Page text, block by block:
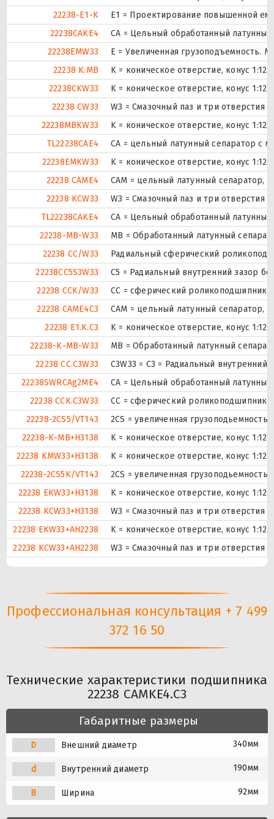
22238-E1-K
E1 = Проектирование повышенной
22238CAKE4
CA = Цельный обработанный
22238EMW33
E = Увеличенная грузоподъемность.
22238 K.MB
K = коническое отверстие, конус
22238CKW33
K = коническое отверстие, конус
22238 CW33
W3 = Смазочный паз и три
22238MBKW33
K = коническое отверстие, конус
TL22238CAE4
CA = цельный латунный сепаратор с
22238EMKW33
K = коническое отверстие, конус
22238 CAME4
CAM = цельный латунный сепаратор,
22238 KCW33
W3 = Смазочный паз и три
TL22238CAKE4
CA = Цельный обработанный
22238-MB-W33
MB = Обработанный латунный
22238 CC/W33
Радиальный сферический
22238CC5S3W33
C5 = Радиальный внутренний зазор
22238 CCK/W33
CC = сферический роликоподшипник
22238 CAME4C3
CAM = цельный латунный сепаратор,
22238 E1.K.C3
K = коническое отверстие, конус
22238-K-MB-W33
MB = Обработанный латунный
22238 CC.C3W33
C3W33 = C3 = Радиальный
22238SWRCAg2ME4
CA = Цельный обработанный
22238 CCK.C3W33
CC = сферический роликоподшипник
22238-2CS5/VT143
2CS = увеличенная
22238-K-MB+H3138
K = коническое отверстие, конус
22238 KMW33+H3138
K = коническое отверстие, конус
22238-2CS5K/VT143
2CS = увеличенная
22238 EKW33+H3138
K = коническое отверстие, конус
22238 KCW33+H3138
W3 = Смазочный паз и три
22238 EKW33+AH2238
K = коническое отверстие, конус
22238 KCW33+AH2238
W3 = Смазочный паз и три
Профессиональная консультация + 7 499
372 16 50
Технические характеристики подшипника
22238 CAMKE4.C3
Габаритные размеры
D Внешний диаметр 340мм
d Внутренний диаметр 190мм
B Ширина 92мм